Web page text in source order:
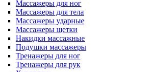
Массажеры для ног
Массажеры для тела
Массажеры ударные
Массажеры щетки
Накидки массажные
Подушки массажеры
Тренажеры для ног
Тренажеры для рук